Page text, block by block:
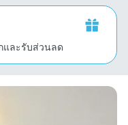
และรับส่วนลด